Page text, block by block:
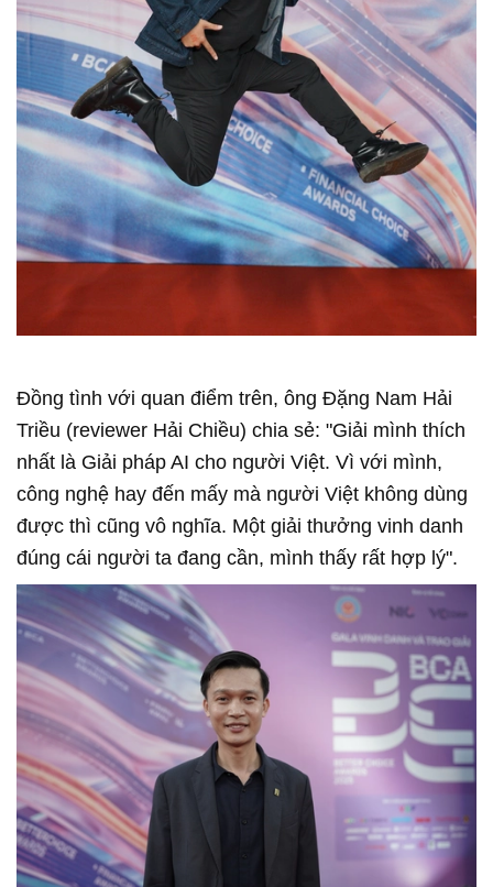
Đồng tình với quan điểm trên, ông Đặng Nam Hải
Triều (reviewer Hải Chiều) chia sẻ: "Giải mình thích
nhất là Giải pháp AI cho người Việt. Vì với mình,
công nghệ hay đến mấy mà người Việt không dùng
được thì cũng vô nghĩa. Một giải thưởng vinh danh
đúng cái người ta đang cần, mình thấy rất hợp lý".